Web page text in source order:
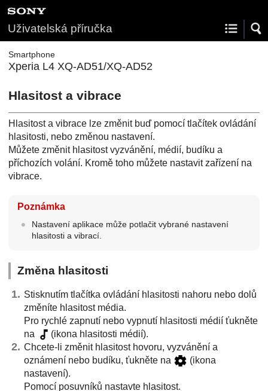
Uživatelská příručka
Smartphone
Xperia L4 XQ-AD51/XQ-AD52
Hlasitost a vibrace
Hlasitost a vibrace lze změnit buď pomocí tlačítek ovládání
hlasitosti, nebo změnou nastavení.
Můžete změnit hlasitost vyzvánění, médií, budíku a
příchozích volání. Kromě toho můžete nastavit zařízení na
vibrace.
Poznámka
Nastavení aplikace může potlačit vybrané nastavení
hlasitosti a vibrací.
Změna hlasitosti
Stisknutím tlačítka ovládání hlasitosti nahoru nebo dolů
změníte hlasitost média.
Pro rychlé zapnutí nebo vypnutí hlasitosti médií ťukněte
na
(ikona hlasitosti médií).
Chcete-li změnit hlasitost hovoru, vyzvánění a
oznámení nebo budíku, ťukněte na
(ikona
nastavení).
Pomocí posuvníků nastavte hlasitost.